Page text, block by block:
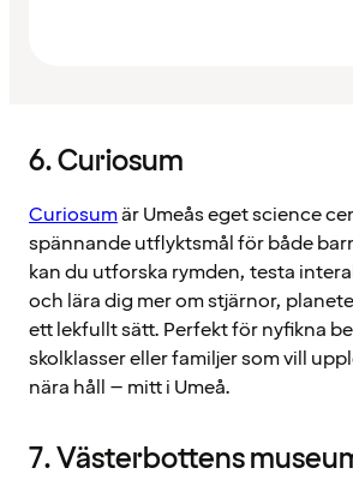
6. Curiosum
Curiosumär Umeås eget science
spännande utflyktsmål för både
kan du utforska rymden, testa
och lära dig mer om stjärnor,
ett lekfullt sätt. Perfekt för nyfikna
skolklasser eller familjer som vill
nära håll – mitt i Umeå.
7. Västerbottens